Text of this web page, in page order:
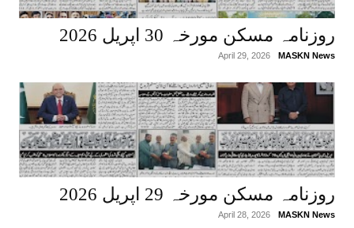
روزنامہ مسکن مورخہ 30 اپریل 2026
MASKN News
April 29, 2026
روزنامہ مسکن مورخہ 29 اپریل 2026
MASKN News
April 28, 2026